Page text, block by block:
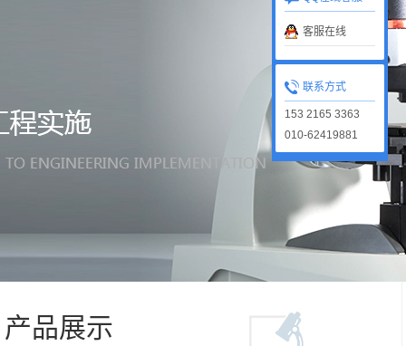
客服在线
联系方式
153 2165 3363
010-62419881
产品展示